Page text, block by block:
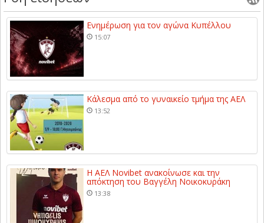
Ενημέρωση για τον αγώνα Κυπέλλου
15:07
Κάλεσμα από το γυναικείο τμήμα της ΑΕΛ
13:52
Η ΑΕΛ Novibet ανακοίνωσε και την
απόκτηση του Βαγγέλη Νοικοκυράκη
13:38